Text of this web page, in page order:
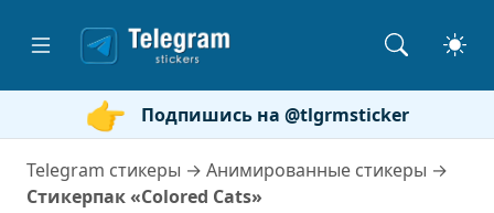
Подпишись на @tlgrmsticker
Telegram стикеры → Анимированные стикеры →
Стикерпак «Colored Cats»